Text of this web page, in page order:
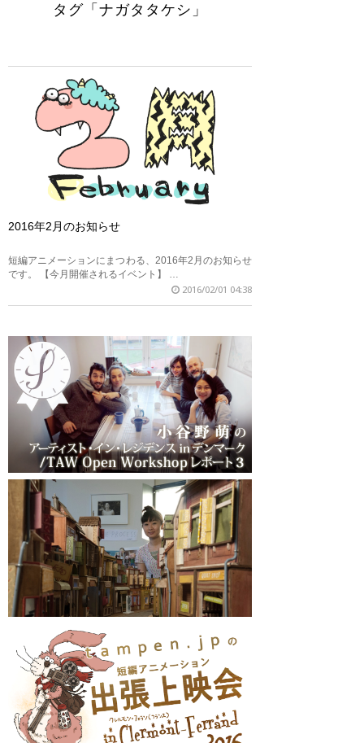
タグ「ナガタタケシ」
2016年2月のお知らせ
短編アニメーションにまつわる、2016年2月のお知らせ
です。 【今月開催されるイベント】 …
2016/02/01 04:38